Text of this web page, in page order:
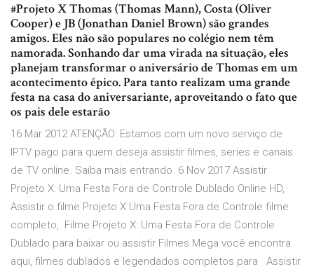
#Projeto X Thomas (Thomas Mann), Costa (Oliver
Cooper) e JB (Jonathan Daniel Brown) são grandes
amigos. Eles não são populares no colégio nem têm
namorada. Sonhando dar uma virada na situação, eles
planejam transformar o aniversário de Thomas em um
acontecimento épico. Para tanto realizam uma grande
festa na casa do aniversariante, aproveitando o fato que
os pais dele estarão
16 Mar 2012 ATENÇÃO: Estamos com um novo serviço de
IPTV pago para quem deseja assistir filmes, series e canais
de TV online. Saiba mais entrando 6 Nov 2017 Assistir
Projeto X: Uma Festa Fora de Controle Dublado Online HD,
Assistir o filme Projeto X Uma Festa Fora de Controle filme
completo, Filme Projeto X: Uma Festa Fora de Controle
Dublado para baixar ou assistir Filmes Mega você encontra
aqui, filmes dublados e legendados completos para Assistir